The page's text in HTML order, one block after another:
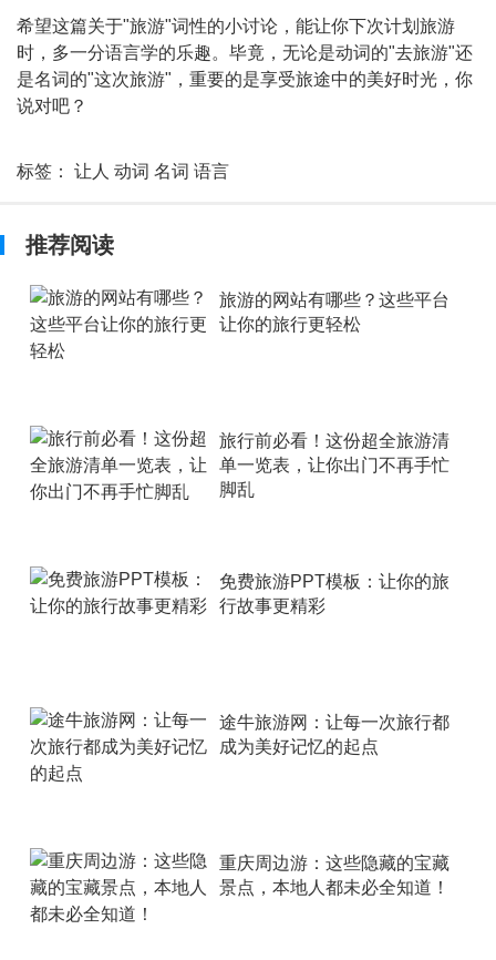
希望这篇关于"旅游"词性的小讨论，能让你下次计划旅游
时，多一分语言学的乐趣。毕竟，无论是动词的"去旅游"还
是名词的"这次旅游"，重要的是享受旅途中的美好时光，你
说对吧？
标签： 让人 动词 名词 语言
推荐阅读
旅游的网站有哪些？这些平台
让你的旅行更轻松
旅行前必看！这份超全旅游清
单一览表，让你出门不再手忙
脚乱
免费旅游PPT模板：让你的旅
行故事更精彩
途牛旅游网：让每一次旅行都
成为美好记忆的起点
重庆周边游：这些隐藏的宝藏
景点，本地人都未必全知道！